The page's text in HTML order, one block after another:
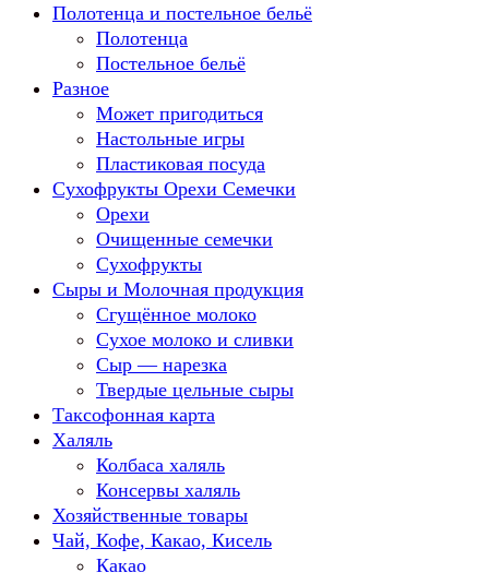
Полотенца и постельное бельё
Полотенца
Постельное бельё
Разное
Может пригодиться
Настольные игры
Пластиковая посуда
Сухофрукты Орехи Семечки
Орехи
Очищенные семечки
Сухофрукты
Сыры и Молочная продукция
Сгущённое молоко
Сухое молоко и сливки
Сыр — нарезка
Твердые цельные сыры
Таксофонная карта
Халяль
Колбаса халяль
Консервы халяль
Хозяйственные товары
Чай, Кофе, Какао, Кисель
Какао